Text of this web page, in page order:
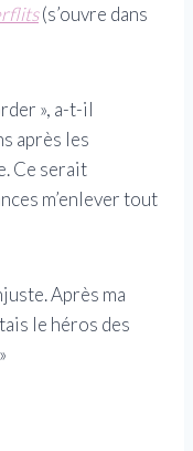
(s’ouvre dans
», a-t-il
après les
Ce serait
m’enlever tout
Après ma
le héros des